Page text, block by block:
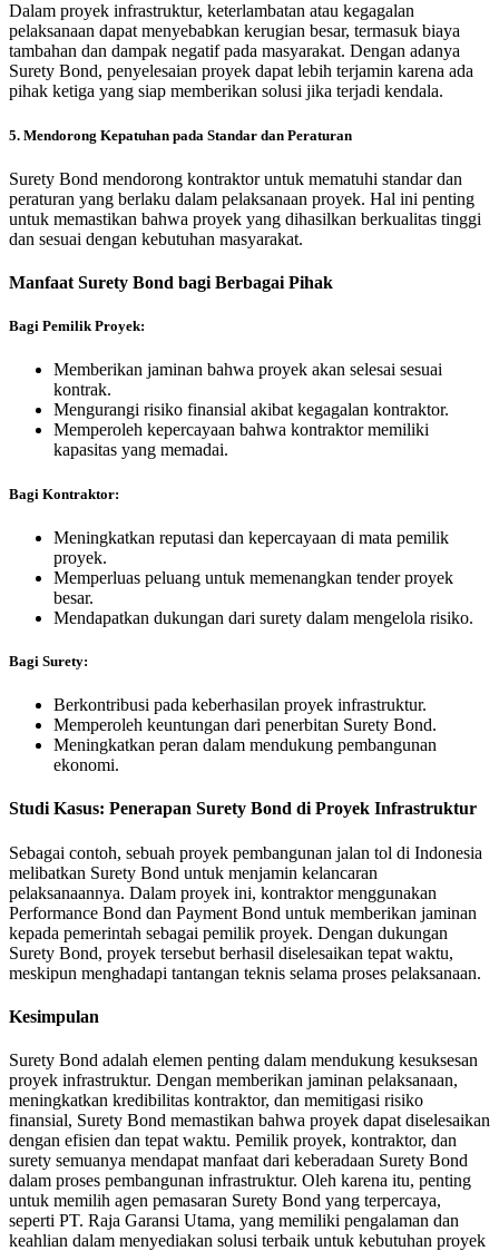
Dalam proyek infrastruktur, keterlambatan atau kegagalan
pelaksanaan dapat menyebabkan kerugian besar, termasuk biaya
tambahan dan dampak negatif pada masyarakat. Dengan adanya
Surety Bond, penyelesaian proyek dapat lebih terjamin karena ada
pihak ketiga yang siap memberikan solusi jika terjadi kendala.
5. Mendorong Kepatuhan pada Standar dan Peraturan
Surety Bond mendorong kontraktor untuk mematuhi standar dan
peraturan yang berlaku dalam pelaksanaan proyek. Hal ini penting
untuk memastikan bahwa proyek yang dihasilkan berkualitas tinggi
dan sesuai dengan kebutuhan masyarakat.
Manfaat Surety Bond bagi Berbagai Pihak
Bagi Pemilik Proyek:
Memberikan jaminan bahwa proyek akan selesai sesuai
kontrak.
Mengurangi risiko finansial akibat kegagalan kontraktor.
Memperoleh kepercayaan bahwa kontraktor memiliki
kapasitas yang memadai.
Bagi Kontraktor:
Meningkatkan reputasi dan kepercayaan di mata pemilik
proyek.
Memperluas peluang untuk memenangkan tender proyek
besar.
Mendapatkan dukungan dari surety dalam mengelola risiko.
Bagi Surety:
Berkontribusi pada keberhasilan proyek infrastruktur.
Memperoleh keuntungan dari penerbitan Surety Bond.
Meningkatkan peran dalam mendukung pembangunan
ekonomi.
Studi Kasus: Penerapan Surety Bond di Proyek Infrastruktur
Sebagai contoh, sebuah proyek pembangunan jalan tol di Indonesia
melibatkan Surety Bond untuk menjamin kelancaran
pelaksanaannya. Dalam proyek ini, kontraktor menggunakan
Performance Bond dan Payment Bond untuk memberikan jaminan
kepada pemerintah sebagai pemilik proyek. Dengan dukungan
Surety Bond, proyek tersebut berhasil diselesaikan tepat waktu,
meskipun menghadapi tantangan teknis selama proses pelaksanaan.
Kesimpulan
Surety Bond adalah elemen penting dalam mendukung kesuksesan
proyek infrastruktur. Dengan memberikan jaminan pelaksanaan,
meningkatkan kredibilitas kontraktor, dan memitigasi risiko
finansial, Surety Bond memastikan bahwa proyek dapat diselesaikan
dengan efisien dan tepat waktu. Pemilik proyek, kontraktor, dan
surety semuanya mendapat manfaat dari keberadaan Surety Bond
dalam proses pembangunan infrastruktur. Oleh karena itu, penting
untuk memilih agen pemasaran Surety Bond yang terpercaya,
seperti PT. Raja Garansi Utama, yang memiliki pengalaman dan
keahlian dalam menyediakan solusi terbaik untuk kebutuhan proyek